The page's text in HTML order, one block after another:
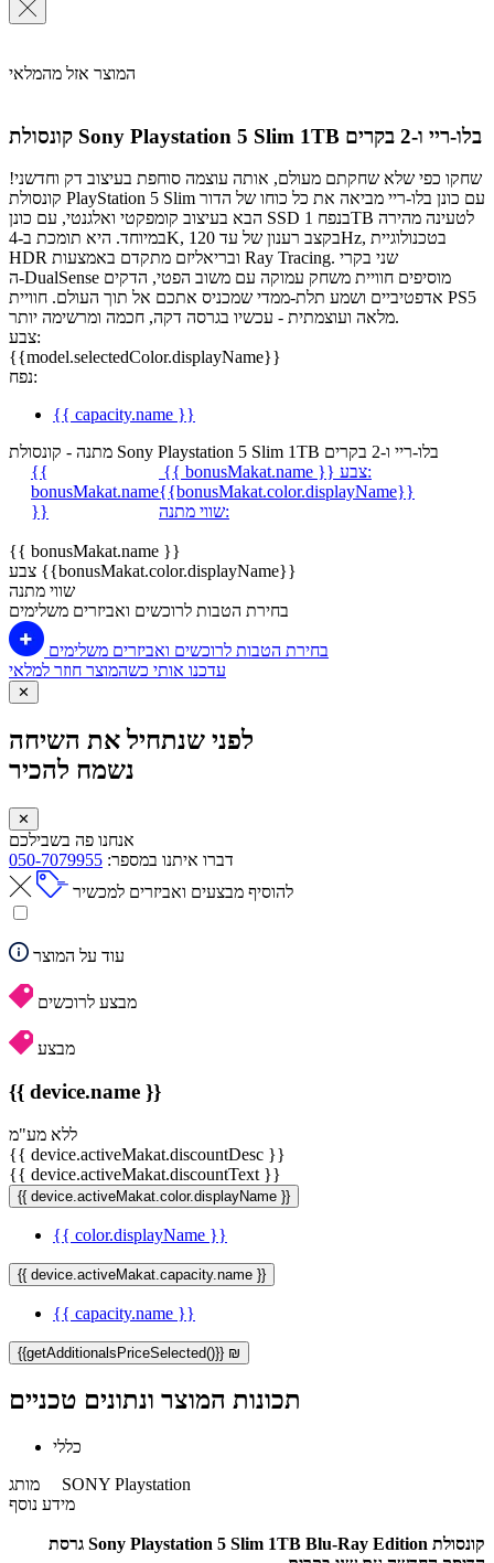
המוצר אזל מהמלאי
קונסולת Sony Playstation 5 Slim 1TB בלו-ריי ו-2 בקרים
שחקו כפי שלא שחקתם מעולם, אותה עוצמה סוחפת בעיצוב דק וחדשני!
קונסולת PlayStation 5 Slim עם כונן בלו‑ריי מביאה את כל כוחו של הדור
הבא בעיצוב קומפקטי ואלגנטי, עם כונן SSD בנפח 1TB לטעינה מהירה
במיוחד. היא תומכת ב‑4K, בקצב רענון של עד 120Hz, בטכנולוגיית
HDR ובריאליזם מתקדם באמצעות Ray Tracing. שני בקרי
ה‑DualSense מוסיפים חוויית משחק עמוקה עם משוב הפטי, הדקים
אדפטיביים ושמע תלת‑ממדי שמכניס אתכם אל תוך העולם. חוויית PS5
מלאה ועוצמתית - עכשיו בגרסה דקה, חכמה ומרשימה יותר.
צבע:
{{model.selectedColor.displayName}}
נפח:
{{ capacity.name }}
מתנה - קונסולת Sony Playstation 5 Slim 1TB בלו-ריי ו-2 בקרים
{{
bonusMakat.name
}}
{{ bonusMakat.name }}
צבע:
{{bonusMakat.color.displayName}}
שווי מתנה:
{{ bonusMakat.name }}
צבע {{bonusMakat.color.displayName}}
שווי מתנה
בחירת הטבות לרוכשים ואביזרים משלימים
בחירת הטבות לרוכשים ואביזרים משלימים
עדכנו אותי כשהמוצר חוזר למלאי
✕
לפני שנתחיל את השיחה
נשמח להכיר
✕
אנחנו פה בשבילכם
דברו איתנו במספר: 050-7079955
להוסיף מבצעים ואביזרים למכשיר
עוד על המוצר
מבצע לרוכשים
מבצע
{{ device.name }}
ללא מע"מ
{{ device.activeMakat.discountDesc }}
{{ device.activeMakat.discountText }}
{{ device.activeMakat.color.displayName }}
{{ color.displayName }}
{{ device.activeMakat.capacity.name }}
{{ capacity.name }}
{{getAdditionalsPriceSelected()}} ₪
תכונות המוצר ונתונים טכניים
כללי
מותג SONY Playstation
מידע נוסף
קונסולת Sony Playstation 5 Slim 1TB Blu-Ray Edition גרסת